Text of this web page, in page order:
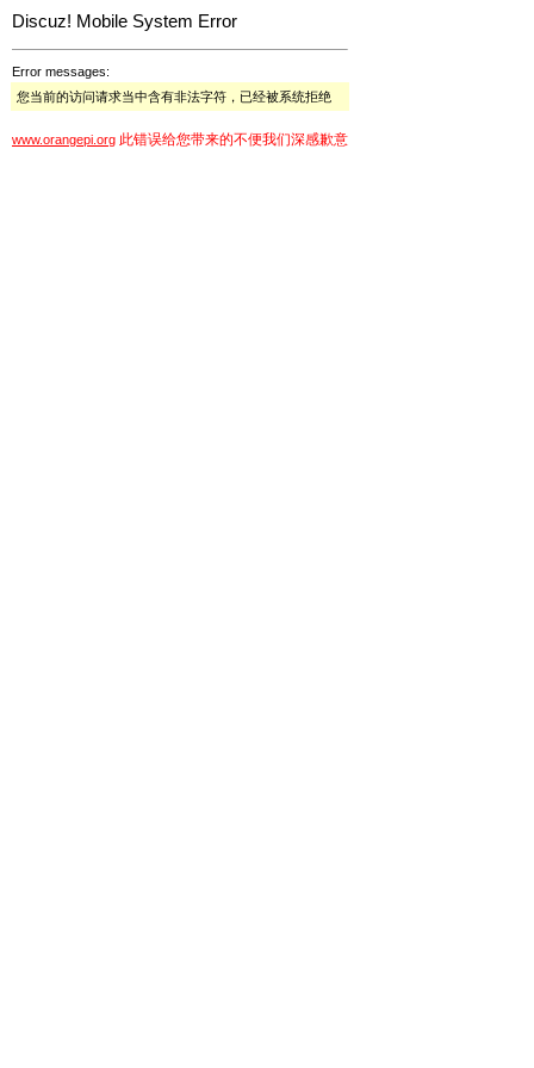
Discuz! Mobile System Error
Error messages:
您当前的访问请求当中含有非法字符，已经被系统拒绝
www.orangepi.org 此错误给您带来的不便我们深感歉意